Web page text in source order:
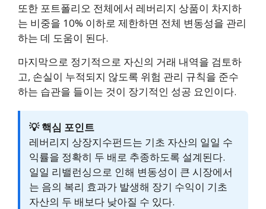
또한 포트폴리오 전체에서 레버리지 상품이 차지하
는 비중을 10% 이하로 제한하면 전체 변동성을 관리
하는 데 도움이 된다.
마지막으로 정기적으로 자신의 거래 내역을 검토하
고, 손실이 누적되지 않도록 위험 관리 규칙을 준수
하는 습관을 들이는 것이 장기적인 성공 요인이다.
💡 핵심 포인트
레버리지 상장지수펀드는 기초 자산의 일일 수
익률을 정확히 두 배로 추종하도록 설계된다.
일일 리밸런싱으로 인해 변동성이 큰 시장에서
는 음의 복리 효과가 발생해 장기 수익이 기초
자산의 두 배보다 낮아질 수 있다.